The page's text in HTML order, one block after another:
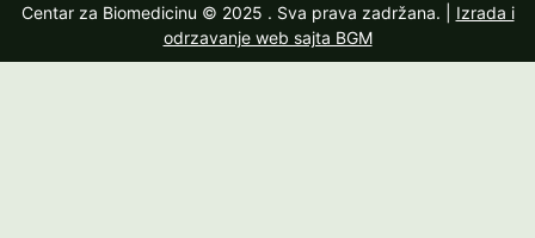
Centar za Biomedicinu © 2025 . Sva prava zadržana. | Izrada i
odrzavanje web sajta BGM